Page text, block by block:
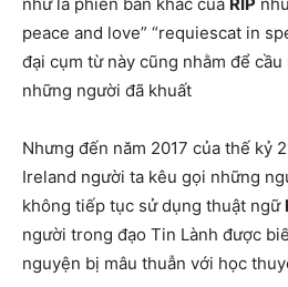
peace and love” “requiescat in
đại cụm từ này cũng nhằm để
những người đã khuất
Nhưng đến năm 2017 của thế kỷ
Ireland người ta kêu gọi những
không tiếp tục sử dụng thuật ngữ
người trong đạo Tin Lành được
nguyện bị mâu thuẫn với học